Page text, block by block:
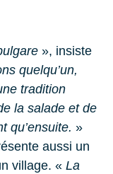
», insiste
quelqu’un,
tradition
la salade et de
qu’ensuite. »
aussi un
village. « La